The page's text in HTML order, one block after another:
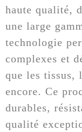
haute qualité,
une large
technologie
complexes et
que les tissus,
encore. Ce
durables,
qualité